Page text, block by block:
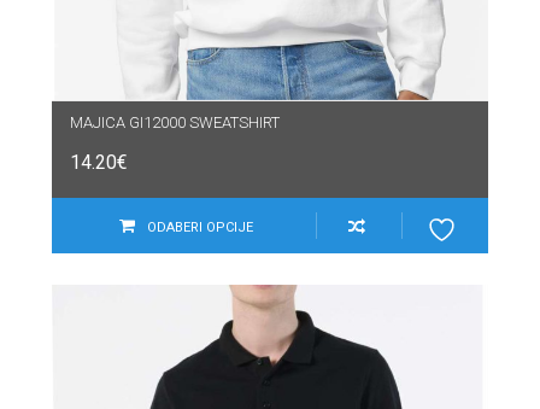
MAJICA GI12000 SWEATSHIRT
14.20€
ODABERI OPCIJE